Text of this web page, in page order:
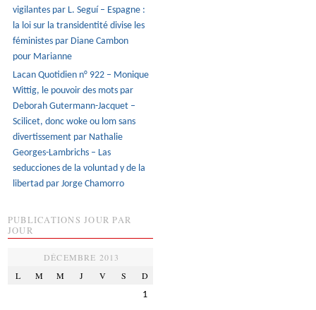
vigilantes par L. Seguí – Espagne :
la loi sur la transidentité divise les
féministes par Diane Cambon
pour Marianne
Lacan Quotidien n° 922 – Monique
Wittig, le pouvoir des mots par
Deborah Gutermann-Jacquet –
Scilicet, donc woke ou lom sans
divertissement par Nathalie
Georges-Lambrichs – Las
seducciones de la voluntad y de la
libertad par Jorge Chamorro
PUBLICATIONS JOUR PAR
JOUR
DÉCEMBRE 2013
L
M M J V S D
1